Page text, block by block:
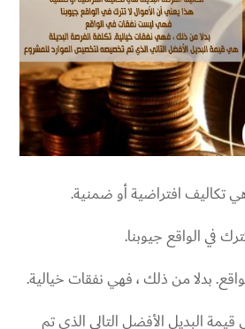
تكاليف افتراضية أو ضمنية.
في الواقع جيوبنا.
بدلا من ذلك ، فهي نفقات خيالية.
قيمة البديل الأفضل التالي الذي تم